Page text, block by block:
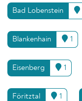
Bad Lobenstein
Blankenhain 1
Eisenberg 1
Föritztal 1